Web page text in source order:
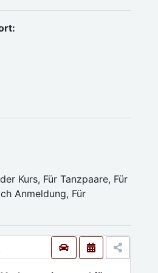
Kurs, Für Tanzpaare, Für
Anmeldung, Für